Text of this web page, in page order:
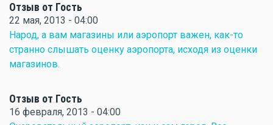
Отзыв от Гость
22 мая, 2013 - 04:00
Народ, а вам магазины или аэропорт важен, как-то
странно слышать оценку аэропорта, исходя из оценки
магазинов.
Отзыв от Гость
16 февраля, 2013 - 04:00